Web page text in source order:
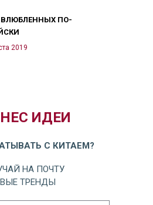
ВЛЮБЛЕННЫХ ПО-
2019
ИДЕИ
С КИТАЕМ?
НА ПОЧТУ
ТРЕНДЫ